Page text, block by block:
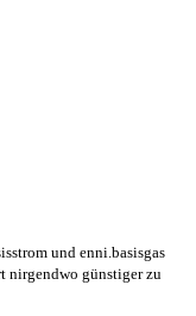
und enni.basisgas
nirgendwo günstiger zu